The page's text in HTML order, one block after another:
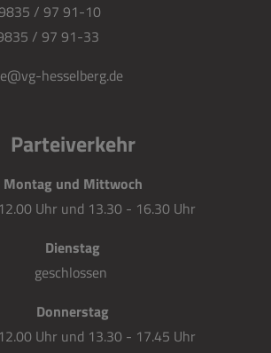
/ 97 91-10
/ 97 91-33
hesselberg.de
Parteiverkehr
Montag und Mittwoch
Uhr und 13.30 - 16.30 Uhr
Dienstag
geschlossen
Donnerstag
Uhr und 13.30 - 17.45 Uhr